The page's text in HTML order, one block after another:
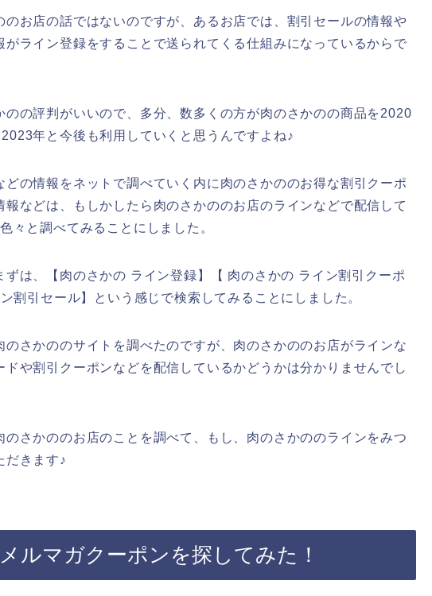
のお店の話ではないのですが、あるお店では、割引セールの情報や
がライン登録をすることで送られてくる仕組みになっているからで
のの評判がいいので、多分、数多くの方が肉のさかのの商品を2020
年と今後も利用していくと思うんですよね♪
どの情報をネットで調べていく内に肉のさかののお得な割引クーポ
報などは、もしかしたら肉のさかののお店のラインなどで配信して
々と調べてみることにしました。
ずは、【肉のさかの ライン登録】【 肉のさかの ライン割引クーポ
割引セール】という感じで検索してみることにしました。
のさかののサイトを調べたのですが、肉のさかののお店がラインな
ドや割引クーポンなどを配信しているかどうかは分かりませんでし
のさかののお店のことを調べて、もし、肉のさかののラインをみつ
だきます♪
ルマガクーポンを探してみた！